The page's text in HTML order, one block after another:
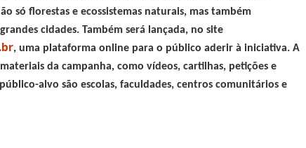
só florestas e ecossistemas naturais, mas também
cidades. Também será lançada, no site
, uma plataforma online para o público aderir à iniciativa. A
da campanha, como vídeos, cartilhas, petições e
alvo são escolas, faculdades, centros comunitários e